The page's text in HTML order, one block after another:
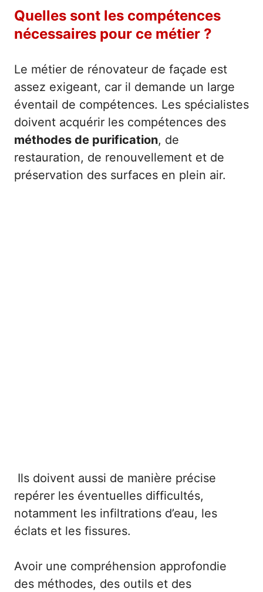
Quelles sont les compétences
nécessaires pour ce métier ?
Le métier de rénovateur de façade est
assez exigeant, car il demande un large
éventail de compétences. Les spécialistes
doivent acquérir les compétences des
méthodes de purification, de
restauration, de renouvellement et de
préservation des surfaces en plein air.
Ils doivent aussi de manière précise
repérer les éventuelles difficultés,
notamment les infiltrations d’eau, les
éclats et les fissures.
Avoir une compréhension approfondie
des méthodes, des outils et des